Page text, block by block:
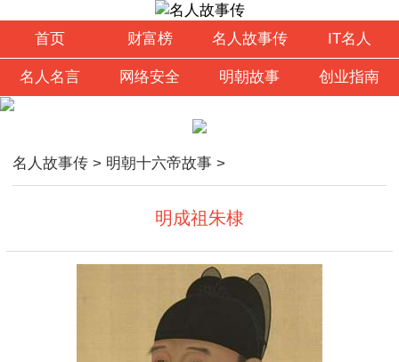
首页 财富榜 名人故事传 IT名人
名人名言 网络安全 明朝故事 创业指南
名人故事传 > 明朝十六帝故事 >
明成祖朱棣